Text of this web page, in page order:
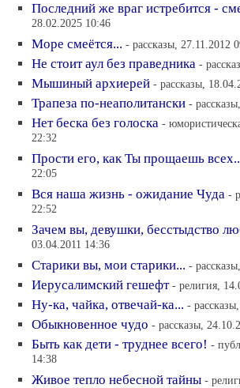
Последний же враг истребится -
28.02.2025 10:46
Море смеётся... - рассказы, 27.11.2012
Не стоит аул без праведника -
Мышиный архиерей - рассказы,
Трапеза по-неаполитански -
Нет беска без голоска -
22:32
Прости его, как Ты прощаешь
22:05
Вся наша жизнь - ожидание Чуда -
22:52
Зачем вы, девушки, бесстыдство
03.04.2011 14:36
Старики вы, мои старики... -
Иерусалимский гешефт - религия,
Ну-ка, чайка, отвечай-ка... -
Обыкновенное чудо - рассказы,
Быть как дети - труднее всего! -
14:38
Живое тепло небесной тайны -